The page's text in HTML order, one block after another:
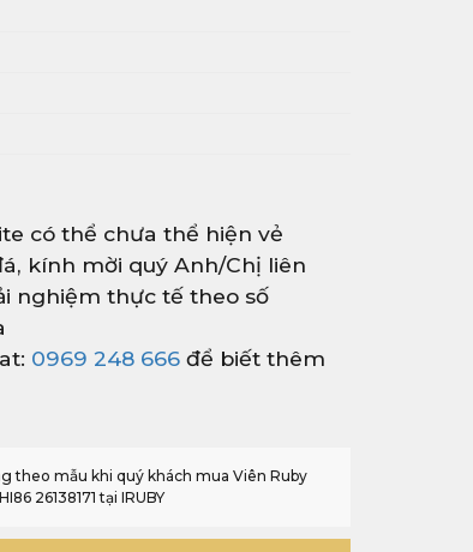
có thể chưa thể hiện vẻ
kính mời quý Anh/Chị liên
nghiệm thực tế theo số
0969 248 666 để biết thêm
theo mẫu khi quý khách mua Viên Ruby
26138171 tại IRUBY